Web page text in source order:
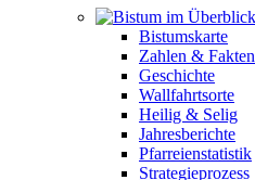
Bistumskarte
Zahlen & Fakten
Geschichte
Wallfahrtsorte
Heilig & Selig
Jahresberichte
Pfarreienstatistik
Strategieprozess